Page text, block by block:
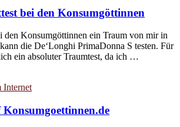
bei den Konsumgöttinnen
den Konsumgöttinnen ein Traum von mir in
die De‘Longhi PrimaDonna S testen. Für
ein absoluter Traumtest, da ich …
Internet